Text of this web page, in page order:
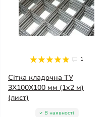
1
Сітка кладочна ТУ
3X100X100 мм (1x2 м)
(лист)
В наявності